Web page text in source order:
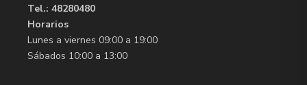
Tel.: 48280480
Horarios
Lunes a viernes 09:00 a 19:00
Sábados 10:00 a 13:00